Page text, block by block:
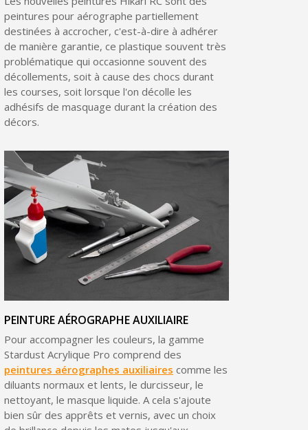
peintures pour aérographe partiellement
destinées à accrocher, c'est-à-dire à adhérer
de manière garantie, ce plastique souvent très
problématique qui occasionne souvent des
décollements, soit à cause des chocs durant
les courses, soit lorsque l'on décolle les
adhésifs de masquage durant la création des
décors.
PEINTURE AÉROGRAPHE AUXILIAIRE
Pour accompagner les couleurs, la gamme
Stardust Acrylique Pro comprend des
peintures aérographes auxiliaires comme les
diluants normaux et lents, le durcisseur, le
nettoyant, le masque liquide. A cela s'ajoute
bien sûr des apprêts et vernis, avec un choix